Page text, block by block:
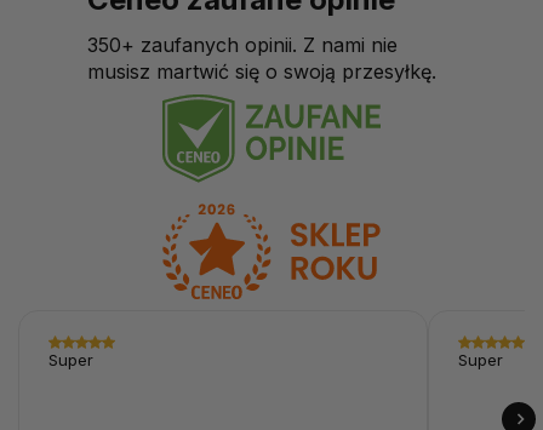
350+ zaufanych opinii. Z nami nie
musisz martwić się o swoją przesyłkę.
Super Super